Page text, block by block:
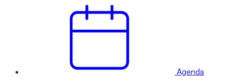
Agenda